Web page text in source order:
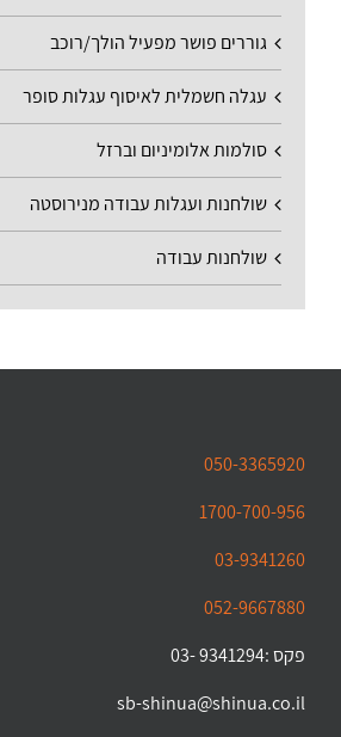
גוררים פושר מפעיל הולך/רוכב
עגלה חשמלית לאיסוף עגלות סופר
סולמות אלומיניום וברזל
שולחנות ועגלות עבודה מנירוסטה
שולחנות עבודה
050-3365920
1700-700-956
03-9341260
052-9667880
פקס :9341294 -03
sb-shinua@shinua.co.il